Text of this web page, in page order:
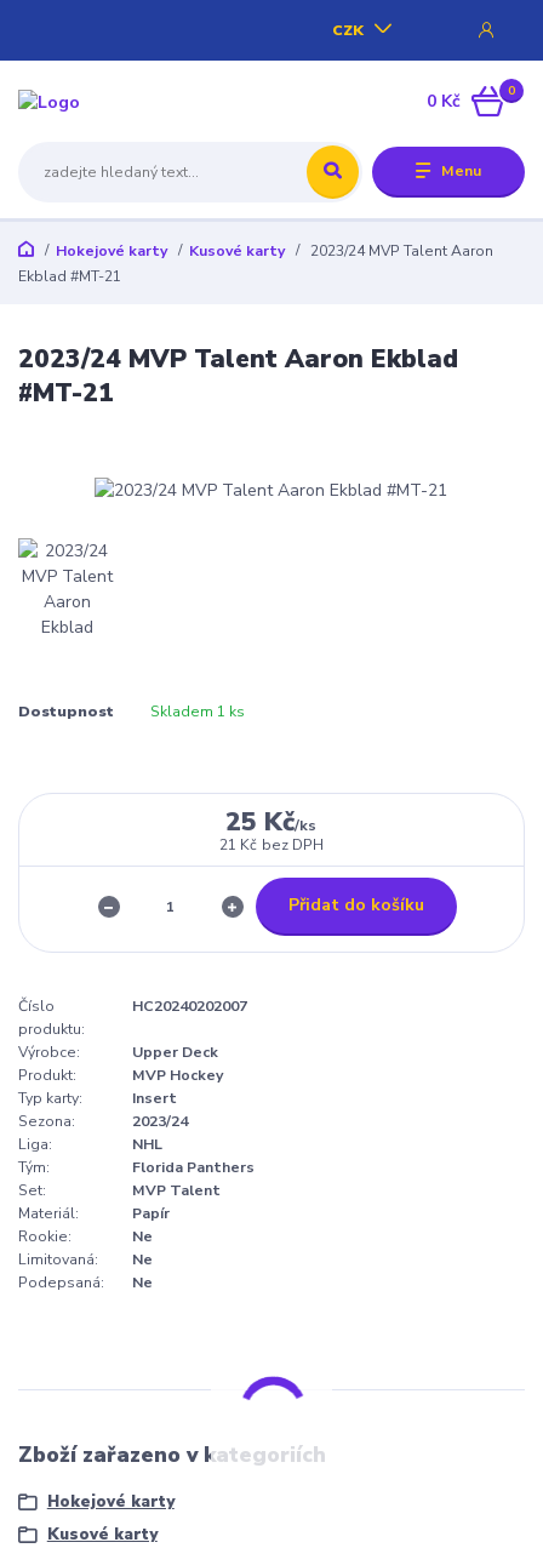
Menu
CZK
0
0 Kč
Hokejové karty Kusové karty
2023/24 MVP Talent Aaron
Ekblad #MT-21
2023/24 MVP Talent Aaron Ekblad
#MT-21
Dostupnost Skladem 1 ks
25 Kč/ks
21 Kč bez DPH
Přidat do košíku
Číslo
produktu:
HC20240202007
Výrobce:
Upper Deck
Produkt:
MVP Hockey
Typ karty:
Insert
Sezona:
2023/24
Liga:
NHL
Tým:
Florida Panthers
Set:
MVP Talent
Materiál:
Papír
Rookie:
Ne
Limitovaná:
Ne
Podepsaná:
Ne
Zboží zařazeno v kategoriích
Hokejové karty
Kusové karty